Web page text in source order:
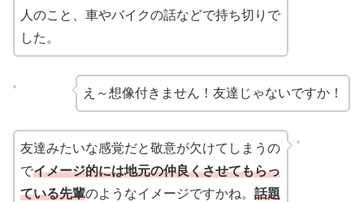
人のこと、車やバイクの話などで持ち切りで
した。
え～想像付きません！友達じゃないですか！
友達みたいな感覚だと敬意が欠けてしまうの
でイメージ的には地元の仲良くさせてもらっ
ている先輩のようなイメージですかね。 話題